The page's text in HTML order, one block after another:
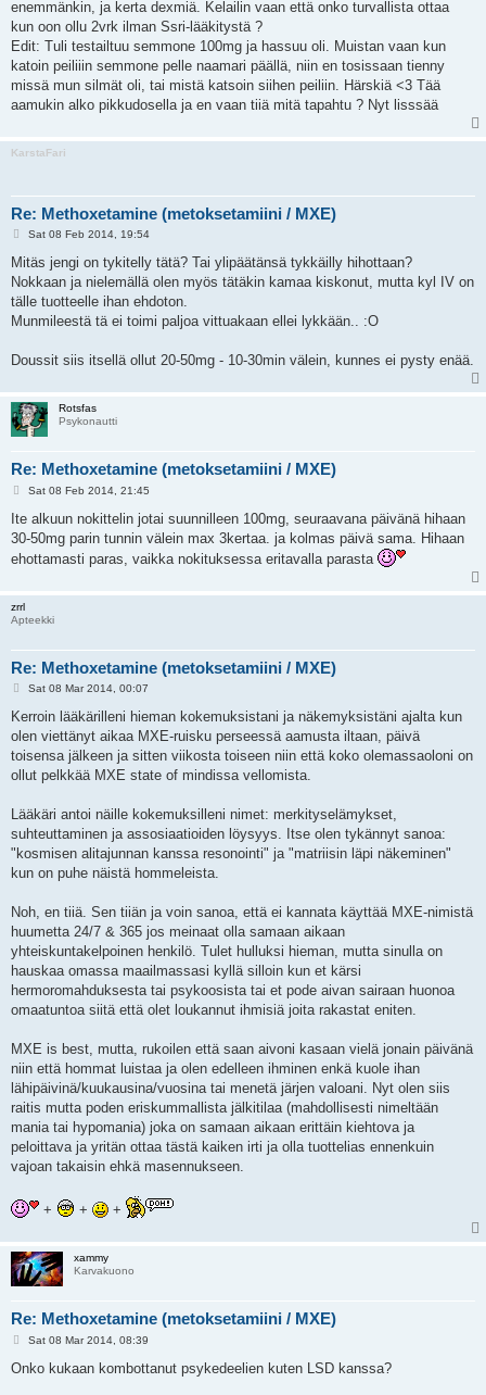
enemmänkin, ja kerta dexmiä. Kelailin vaan että onko turvallista ottaa
kun oon ollu 2vrk ilman Ssri-lääkitystä ?
Edit: Tuli testailtuu semmone 100mg ja hassuu oli. Muistan vaan kun
katoin peiliiin semmone pelle naamari päällä, niin en tosissaan tienny
missä mun silmät oli, tai mistä katsoin siihen peiliin. Härskiä <3 Tää
aamukin alko pikkudosella ja en vaan tiiä mitä tapahtu ? Nyt lisssää
KarstaFari
Re: Methoxetamine (metoksetamiini / MXE)
P
s
Sat 08 Feb 2014, 19:54
Mitäs jengi on tykitelly tätä? Tai ylipäätänsä tykkäilly hihottaan?
Nokkaan ja nielemällä olen myös tätäkin kamaa kiskonut, mutta kyl IV on
tälle tuotteelle ihan ehdoton.
Munmileestä tä ei toimi paljoa vittuakaan ellei lykkään.. :O
Doussit siis itsellä ollut 20-50mg - 10-30min välein, kunnes ei pysty enää.
Rotsfas
Psykonautti
Re: Methoxetamine (metoksetamiini / MXE)
P
s
Sat 08 Feb 2014, 21:45
Ite alkuun nokittelin jotai suunnilleen 100mg, seuraavana päivänä hihaan
30-50mg parin tunnin välein max 3kertaa. ja kolmas päivä sama. Hihaan
ehottamasti paras, vaikka nokituksessa eritavalla parasta
zrrl
Apteekki
Re: Methoxetamine (metoksetamiini / MXE)
P
s
Sat 08 Mar 2014, 00:07
Kerroin lääkärilleni hieman kokemuksistani ja näkemyksistäni ajalta kun
olen viettänyt aikaa MXE-ruisku perseessä aamusta iltaan, päivä
toisensa jälkeen ja sitten viikosta toiseen niin että koko olemassaoloni on
ollut pelkkää MXE state of mindissa vellomista.
Lääkäri antoi näille kokemuksilleni nimet: merkityselämykset,
suhteuttaminen ja assosiaatioiden löysyys. Itse olen tykännyt sanoa:
"kosmisen alitajunnan kanssa resonointi" ja "matriisin läpi näkeminen"
kun on puhe näistä hommeleista.
Noh, en tiiä. Sen tiiän ja voin sanoa, että ei kannata käyttää MXE-nimistä
huumetta 24/7 & 365 jos meinaat olla samaan aikaan
yhteiskuntakelpoinen henkilö. Tulet hulluksi hieman, mutta sinulla on
hauskaa omassa maailmassasi kyllä silloin kun et kärsi
hermoromahduksesta tai psykoosista tai et pode aivan sairaan huonoa
omaatuntoa siitä että olet loukannut ihmisiä joita rakastat eniten.
MXE is best, mutta, rukoilen että saan aivoni kasaan vielä jonain päivänä
niin että hommat luistaa ja olen edelleen ihminen enkä kuole ihan
lähipäivinä/kuukausina/vuosina tai menetä järjen valoani. Nyt olen siis
raitis mutta poden eriskummallista jälkitilaa (mahdollisesti nimeltään
mania tai hypomania) joka on samaan aikaan erittäin kiehtova ja
peloittava ja yritän ottaa tästä kaiken irti ja olla tuottelias ennenkuin
vajoan takaisin ehkä masennukseen.
+ + +
xammy
Karvakuono
Re: Methoxetamine (metoksetamiini / MXE)
P
s
Sat 08 Mar 2014, 08:39
Onko kukaan kombottanut psykedeelien kuten LSD kanssa?